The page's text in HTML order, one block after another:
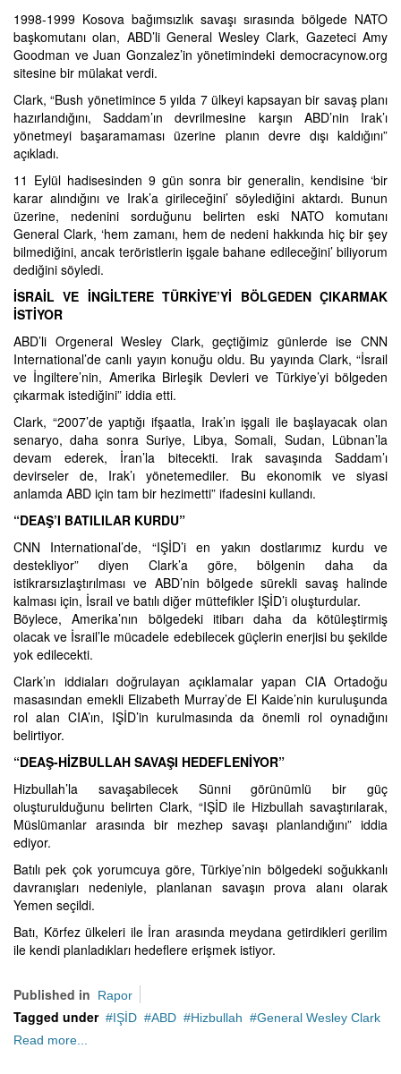
1998-1999 Kosova bağımsızlık savaşı sırasında bölgede NATO
başkomutanı olan, ABD’li General Wesley Clark, Gazeteci Amy
Goodman ve Juan Gonzalez’in yönetimindeki democracynow.org
sitesine bir mülakat verdi.
Clark, “Bush yönetimince 5 yılda 7 ülkeyi kapsayan bir savaş planı
hazırlandığını, Saddam’ın devrilmesine karşın ABD’nin Irak’ı
yönetmeyi başaramaması üzerine planın devre dışı kaldığını”
açıkladı.
11 Eylül hadisesinden 9 gün sonra bir generalin, kendisine ‘bir
karar alındığını ve Irak’a girileceğini’ söylediğini aktardı. Bunun
üzerine, nedenini sorduğunu belirten eski NATO komutanı
General Clark, ‘hem zamanı, hem de nedeni hakkında hiç bir şey
bilmediğini, ancak teröristlerin işgale bahane edileceğini’ biliyorum
dediğini söyledi.
İSRAİL VE İNGİLTERE TÜRKİYE’Yİ BÖLGEDEN ÇIKARMAK
İSTİYOR
ABD’li Orgeneral Wesley Clark, geçtiğimiz günlerde ise CNN
International’de canlı yayın konuğu oldu. Bu yayında Clark, “İsrail
ve İngiltere’nin, Amerika Birleşik Devleri ve Türkiye’yi bölgeden
çıkarmak istediğini” iddia etti.
Clark, “2007’de yaptığı ifşaatla, Irak’ın işgali ile başlayacak olan
senaryo, daha sonra Suriye, Libya, Somali, Sudan, Lübnan’la
devam ederek, İran’la bitecekti. Irak savaşında Saddam’ı
devirseler de, Irak’ı yönetemediler. Bu ekonomik ve siyasi
anlamda ABD için tam bir hezimetti” ifadesini kullandı.
“DEAŞ’I BATILILAR KURDU”
CNN International’de, “IŞİD’i en yakın dostlarımız kurdu ve
destekliyor” diyen Clark’a göre, bölgenin daha da
istikrarsızlaştırılması ve ABD’nin bölgede sürekli savaş halinde
kalması için, İsrail ve batılı diğer müttefikler IŞİD’i oluşturdular.
Böylece, Amerika’nın bölgedeki itibarı daha da kötüleştirmiş
olacak ve İsrail’le mücadele edebilecek güçlerin enerjisi bu şekilde
yok edilecekti.
Clark’ın iddiaları doğrulayan açıklamalar yapan CIA Ortadoğu
masasından emekli Elizabeth Murray’de El Kaide’nin kuruluşunda
rol alan CIA’ın, IŞİD’in kurulmasında da önemli rol oynadığını
belirtiyor.
“DEAŞ-HİZBULLAH SAVAŞI HEDEFLENİYOR”
Hizbullah’la savaşabilecek Sünni görünümlü bir güç
oluşturulduğunu belirten Clark, “IŞİD ile Hizbullah savaştırılarak,
Müslümanlar arasında bir mezhep savaşı planlandığını” iddia
ediyor.
Batılı pek çok yorumcuya göre, Türkiye’nin bölgedeki soğukkanlı
davranışları nedeniyle, planlanan savaşın prova alanı olarak
Yemen seçildi.
Batı, Körfez ülkeleri ile İran arasında meydana getirdikleri gerilim
ile kendi planladıkları hedeflere erişmek istiyor.
Published in Rapor
Tagged under IŞİD ABD Hizbullah
General Wesley Clark
Read more...